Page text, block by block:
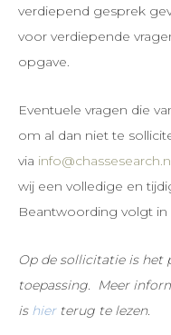
verdiepend gesprek
voor verdiepende
opgave.
Eventuele vragen die
om al dan niet te
via
wij een volledige en
Beantwoording volgt in
Op de sollicitatie is het
toepassing. Meer
is hierterug te lezen.